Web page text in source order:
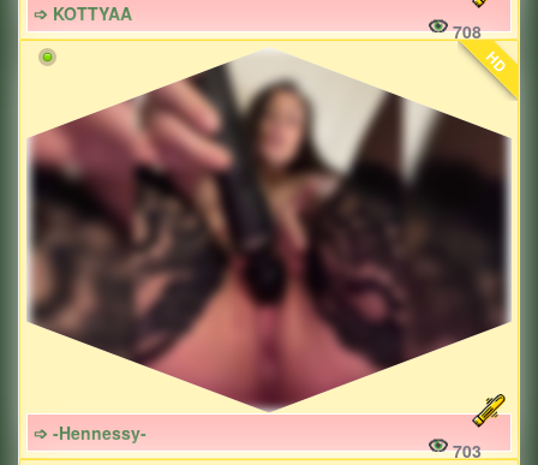
➩ KOTTYAA
708
HD
➩ -Hennessy-
703